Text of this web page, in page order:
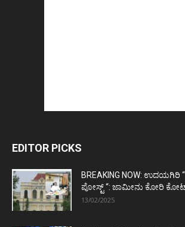
EDITOR PICKS
BREAKING NOW: ಉದಯಗಿರಿ
ಪೋಸ್ಟ್‌ “: ಜಾಮೀನು ಕೋರಿ
13/02/2025